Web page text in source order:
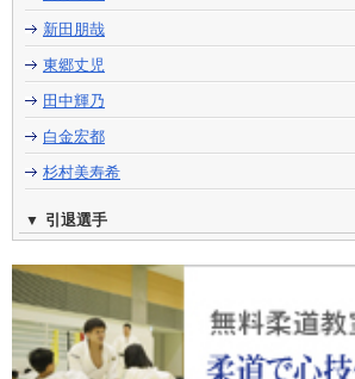
新田朋哉
東郷丈児
田中輝乃
白金宏都
杉村美寿希
引退選手